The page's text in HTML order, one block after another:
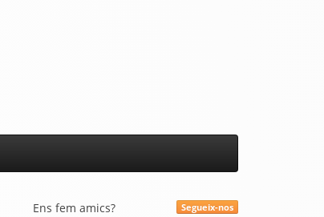
Segueix-nos
Ens fem amics?